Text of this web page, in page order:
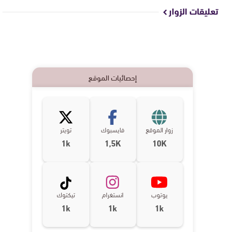
تعليقات الزوار
إحصائيات الموقع
زوار الموقع
10K
فايسبوك
1,5K
تويتر
1k
يوتوب
1k
انستغرام
1k
تيكتوك
1k